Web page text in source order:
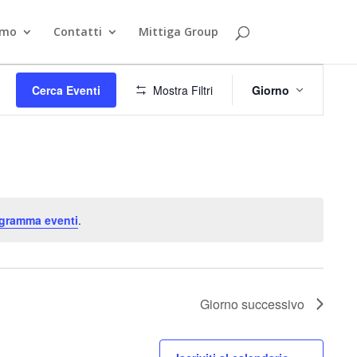
Contatti Mittiga Group
eventi.
Cerca Eventi Mostra Filtri
Evento
Viste
Giorno
Giorno successivo